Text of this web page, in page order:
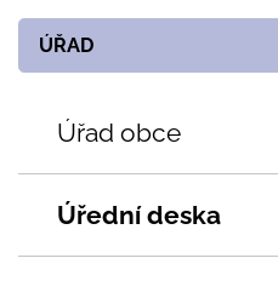
ÚŘAD
Úřad obce
Úřední deska